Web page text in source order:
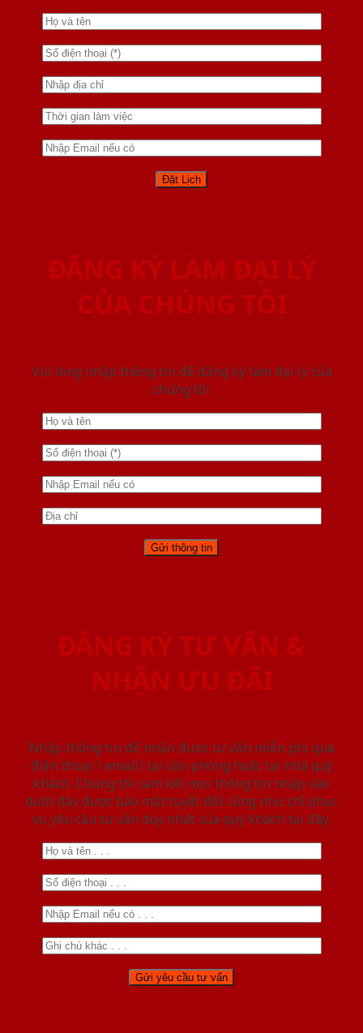
ĐĂNG KÝ LÀM ĐẠI LÝ
CỦA CHÚNG TÔI
Vui lòng nhập thông tin để đăng ký làm đại lý của
chúng tôi
ĐĂNG KÝ TƯ VẤN &
NHẬN ƯU ĐÃI
Nhập thông tin để nhận được tư vấn miễn phí qua
điện thoại / email/ tại văn phòng hoặc tại nhà quý
khách. Chúng tôi cam kết mọi thông tin nhập vào
dưới đây được bảo mật tuyệt đối cũng như chỉ phục
vụ yêu cầu tư vấn duy nhất của quý khách tại đây.